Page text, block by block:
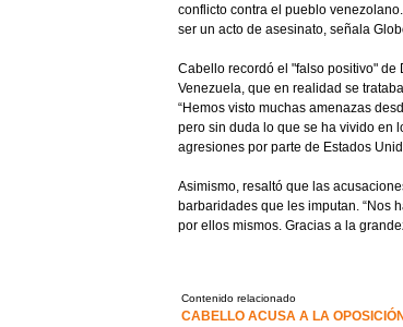
conflicto contra el pueblo
ser un acto de asesinato, señala
Cabello recordó el "falso positivo"
Venezuela, que en realidad se
“Hemos visto muchas amenazas
pero sin duda lo que se ha vivido en
agresiones por parte de Estados
Asimismo, resaltó que las
barbaridades que les imputan. “Nos
por ellos mismos. Gracias a la
Contenido relacionado
CABELLO ACUSA A LA